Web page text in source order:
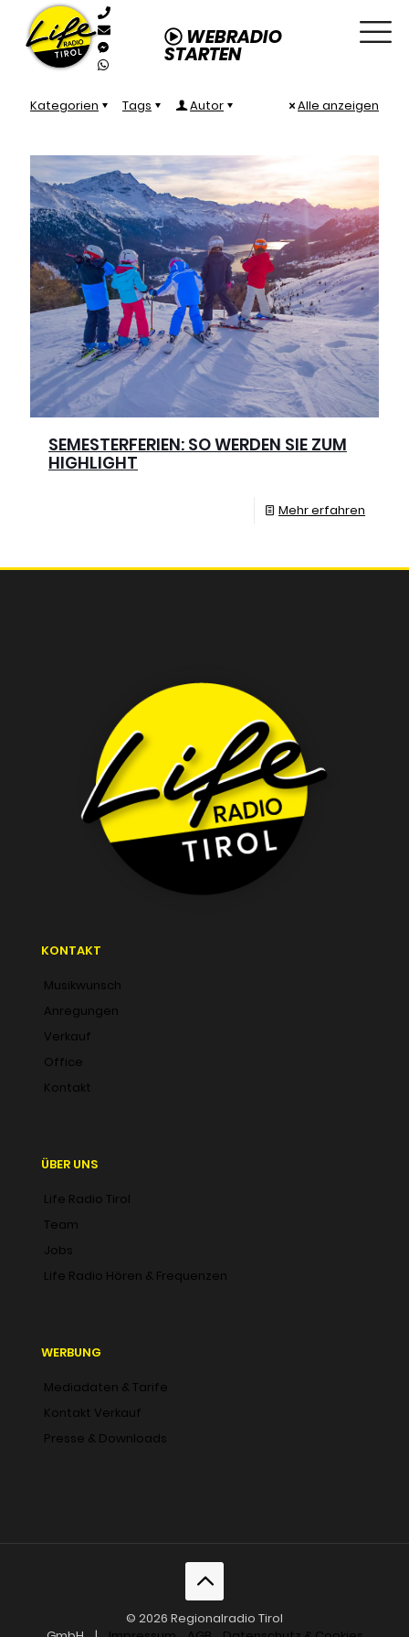
WEBRADIO
STARTEN
Kategorien Tags Autor Alle anzeigen
SEMESTERFERIEN: SO WERDEN SIE ZUM
HIGHLIGHT
Mehr erfahren
KONTAKT
Musikwunsch
Anregungen
Verkauf
Office
Kontakt
ÜBER UNS
Life Radio Tirol
Team
Jobs
Life Radio Hören & Frequenzen
WERBUNG
Mediadaten & Tarife
Kontakt Verkauf
Presse & Downloads
© 2026 Regionalradio Tirol